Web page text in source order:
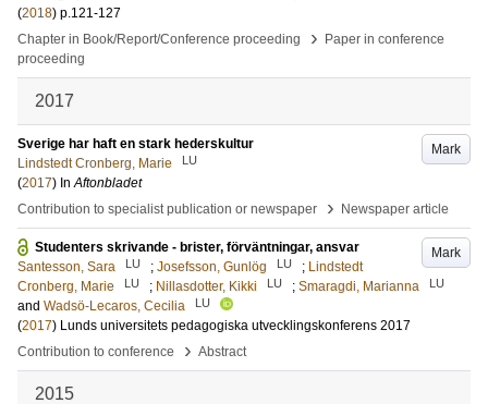
(2018) p.121-127
Chapter in Book/Report/Conference proceeding
›
Paper in conference
proceeding
2017
Mark
Sverige har haft en stark hederskultur
Lindstedt Cronberg, Marie
LU
(2017) InAftonbladet
Contribution to specialist publication or newspaper
› Newspaper article
Mark
Studenters skrivande - brister, förväntningar, ansvar
Santesson, Sara
LU ; Josefsson, Gunlög LU ; Lindstedt
Cronberg, Marie
LU ; Nillasdotter, Kikki LU ; Smaragdi, Marianna LU
and Wadsö-Lecaros, Cecilia LU
(2017) Lunds universitets pedagogiska utvecklingskonferens 2017
Contribution to conference
› Abstract
2015